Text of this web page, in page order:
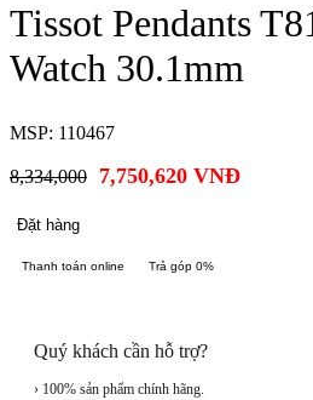
Tissot Pendants
Watch 30.1mm
MSP: 110467
8,334,000 7,750,620 VNĐ
Đặt hàng
Thanh toán online Trả góp 0%
Quý khách cần hỗ trợ?
› 100% sản phẩm chính hãng.